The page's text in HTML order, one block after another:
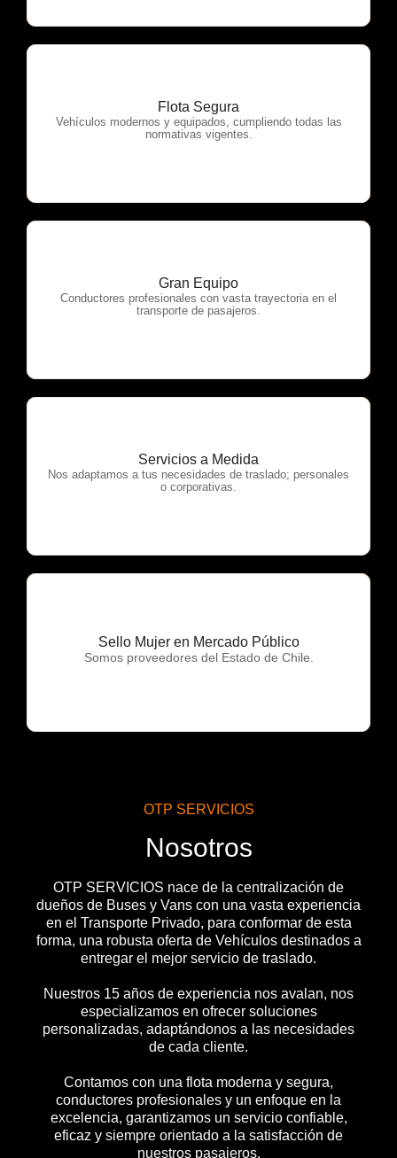
Flota Segura
Vehículos modernos y equipados, cumpliendo todas las
normativas vigentes.
OTP Servicios
Gran Equipo
Conductores profesionales con vasta trayectoria en el
transporte de pasajeros.
OTP Servicios
Servicios a Medida
Nos adaptamos a tus necesidades de traslado; personales
o corporativas.
OTP Servicios
Sello Mujer en Mercado Público
Somos proveedores del Estado de Chile.
OTP Servicios
OTP SERVICIOS
Nosotros
OTP SERVICIOS nace de la centralización de
dueños de Buses y Vans con una vasta experiencia
en el Transporte Privado, para conformar de esta
forma, una robusta oferta de Vehículos destinados a
entregar el mejor servicio de traslado.
Nuestros 15 años de experiencia nos avalan, nos
especializamos en ofrecer soluciones
personalizadas, adaptándonos a las necesidades
de cada cliente.
Contamos con una flota moderna y segura,
conductores profesionales y un enfoque en la
excelencia, garantizamos un servicio confiable,
eficaz y siempre orientado a la satisfacción de
nuestros pasajeros.